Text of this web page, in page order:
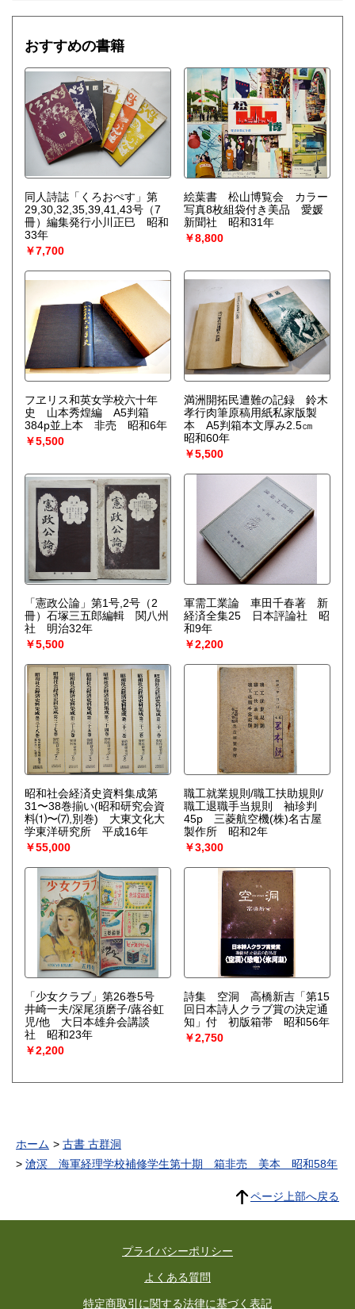
おすすめの書籍
同人詩誌「くろおぺす」第
29,30,32,35,39,41,43号（7
冊）編集発行小川正巳 昭和
33年
￥7,700
絵葉書 松山博覧会 カラー
写真8枚組袋付き美品 愛媛
新聞社 昭和31年
￥8,800
フヱリス和英女学校六十年
史 山本秀煌編 A5判箱
384p並上本 非売 昭和6年
￥5,500
満洲開拓民遭難の記録 鈴木
孝行肉筆原稿用紙私家版製
本 A5判箱本文厚み2.5㎝
昭和60年
￥5,500
「憲政公論」第1号,2号（2
冊）石塚三五郎編輯 関八州
社 明治32年
￥5,500
軍需工業論 車田千春著 新
経済全集25 日本評論社 昭
和9年
￥2,200
昭和社会経済史資料集成第
31〜38巻揃い(昭和研究会資
料⑴〜⑺,別巻) 大東文化大
学東洋研究所 平成16年
￥55,000
職工就業規則/職工扶助規則/
職工退職手当規則 袖珍判
45p 三菱航空機(株)名古屋
製作所 昭和2年
￥3,300
「少女クラブ」第26巻5号
井崎一夫/深尾須磨子/蕗谷虹
児/他 大日本雄弁会講談
社 昭和23年
￥2,200
詩集 空洞 高橋新吉「第15
回日本詩人クラブ賞の決定通
知」付 初版箱帯 昭和56年
￥2,750
ホーム
古書 古群洞
滄溟 海軍経理学校補修学生第十期 箱非売 美本 昭和58年
ページ上部へ戻る
プライバシーポリシー
よくある質問
特定商取引に関する法律に基づく表記